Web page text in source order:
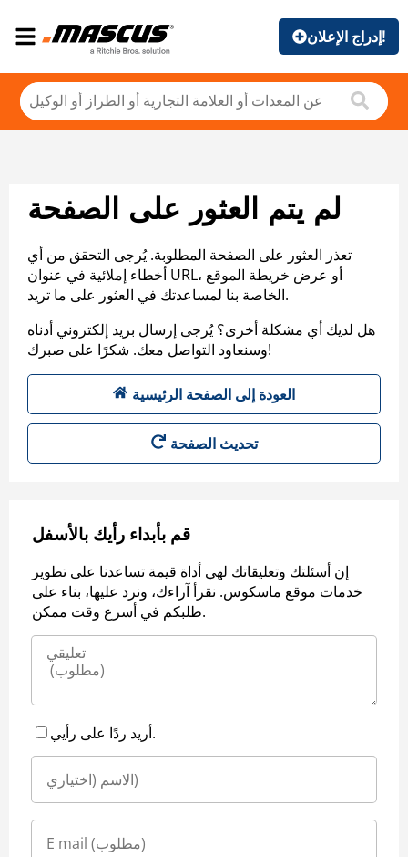
إدراج الإعلان!
لم يتم العثور على الصفحة
تعذر العثور على الصفحة المطلوبة. يُرجى التحقق من أي
أخطاء إملائية في عنوان URL، أو عرض خريطة الموقع
الخاصة بنا لمساعدتك في العثور على ما تريد.
هل لديك أي مشكلة أخرى؟ يُرجى إرسال بريد إلكتروني أدناه
وسنعاود التواصل معك. شكرًا على صبرك!
العودة إلى الصفحة الرئيسية
تحديث الصفحة
قم بأبداء رأيك بالأسفل
إن أسئلتك وتعليقاتك لهي أداة قيمة تساعدنا على تطوير
خدمات موقع ماسكوس. نقرأ آراءك، ونرد عليها، بناء على
طلبكم في أسرع وقت ممكن.
أريد ردًا على رأيي.